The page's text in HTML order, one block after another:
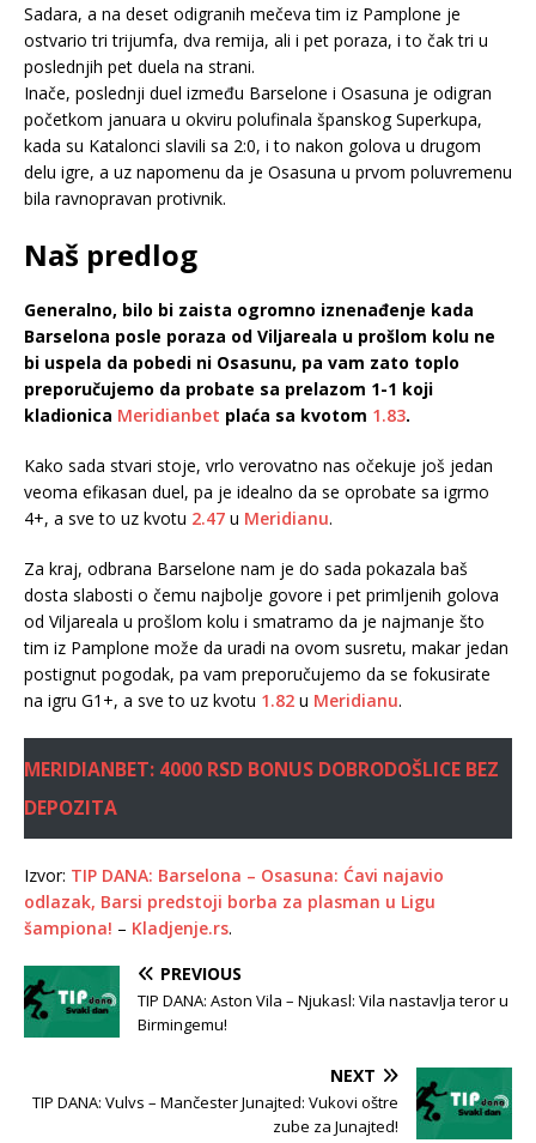
Sadara, a na deset odigranih mečeva tim iz Pamplone je
ostvario tri trijumfa, dva remija, ali i pet poraza, i to čak tri u
poslednjih pet duela na strani.
Inače, poslednji duel između Barselone i Osasuna je odigran
početkom januara u okviru polufinala španskog Superkupa,
kada su Katalonci slavili sa 2:0, i to nakon golova u drugom
delu igre, a uz napomenu da je Osasuna u prvom poluvremenu
bila ravnopravan protivnik.
Naš predlog
Generalno, bilo bi zaista ogromno iznenađenje kada
Barselona posle poraza od Viljareala u prošlom kolu ne
bi uspela da pobedi ni Osasunu, pa vam zato toplo
preporučujemo da probate sa prelazom 1-1 koji
kladionica Meridianbet plaća sa kvotom 1.83.
Kako sada stvari stoje, vrlo verovatno nas očekuje još jedan
veoma efikasan duel, pa je idealno da se oprobate sa igrmo
4+, a sve to uz kvotu 2.47 u Meridianu.
Za kraj, odbrana Barselone nam je do sada pokazala baš
dosta slabosti o čemu najbolje govore i pet primljenih golova
od Viljareala u prošlom kolu i smatramo da je najmanje što
tim iz Pamplone može da uradi na ovom susretu, makar jedan
postignut pogodak, pa vam preporučujemo da se fokusirate
na igru G1+, a sve to uz kvotu 1.82 u Meridianu.
MERIDIANBET: 4000 RSD BONUS DOBRODOŠLICE BEZ
DEPOZITA
Izvor: TIP DANA: Barselona – Osasuna: Ćavi najavio
odlazak, Barsi predstoji borba za plasman u Ligu
šampiona! – Kladjenje.rs.
PREVIOUS
TIP DANA: Aston Vila – Njukasl: Vila nastavlja teror u
Birmingemu!
NEXT
TIP DANA: Vulvs – Mančester Junajted: Vukovi oštre
zube za Junajted!